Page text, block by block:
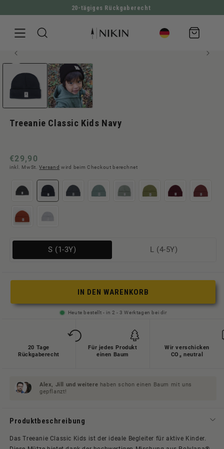
DIREKT ZUM INHALT
20-tägiges Rückgaberecht
Warenkorb
ZU PRODUKTINFORMATIONEN SPRINGEN
Medien
1
Modal
öffnen
Treeanie Classic Kids Navy
Normaler
Preis
€29,90
inkl. MwSt.Versand wird beim Checkout berechnet
S (1-3Y)
verfügbar
L (4-5Y)
nicht
verfügbar
IN DEN WARENKORB
Heute bestellt - in 2 - 3 Werktagen bei dir
20 Tage
Rückgaberecht
Für jedes Produkt
einen Baum
Wir verschicken
CO₂ neutral
Alex, Jill und weitere haben schon einen Baum mit uns
gepflanzt!
Produktbeschreibung
Das Treeanie Classic Kids ist der ideale Begleiter für aktive Kinder.